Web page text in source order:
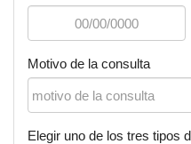
Motivo de la consulta
Elegir uno de los tres tipos